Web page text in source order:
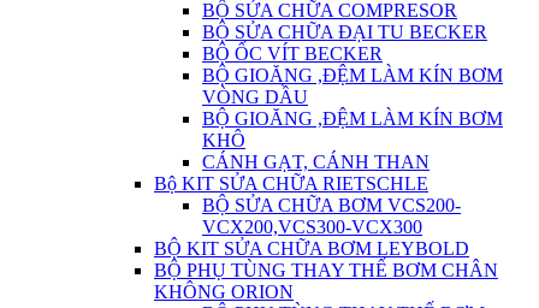
BỘ SỬA CHỮA COMPRESOR
BỘ SỬA CHỮA ĐẠI TU BECKER
BỘ ỐC VÍT BECKER
BỘ GIOĂNG ,ĐỆM LÀM KÍN BƠM
VÒNG DẦU
BỘ GIOĂNG ,ĐỆM LÀM KÍN BƠM
KHÔ
CÁNH GẠT, CÁNH THAN
Bộ KIT SỬA CHỮA RIETSCHLE
BỘ SỬA CHỮA BƠM VCS200-
VCX200,VCS300-VCX300
BỘ KIT SỬA CHỮA BƠM LEYBOLD
BỘ PHỤ TÙNG THAY THẾ BƠM CHÂN
KHÔNG ORION